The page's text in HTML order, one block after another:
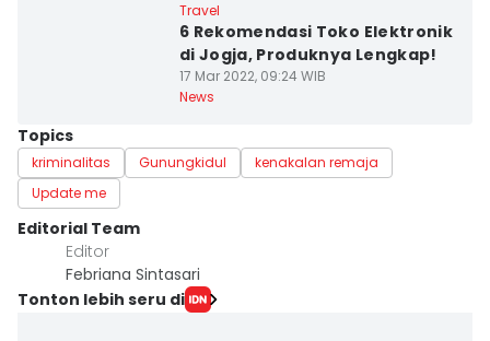
Travel
6 Rekomendasi Toko Elektronik
di Jogja, Produknya Lengkap!
17 Mar 2022, 09:24 WIB
News
Topics
kriminalitas Gunungkidul
kenakalan remaja
Update me
Editorial Team
Editor
Febriana Sintasari
Tonton lebih seru di